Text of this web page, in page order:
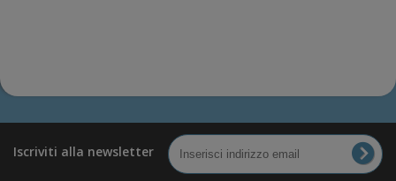
Iscriviti alla newsletter